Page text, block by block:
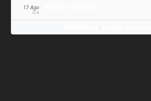
17 Ago
LUN
·